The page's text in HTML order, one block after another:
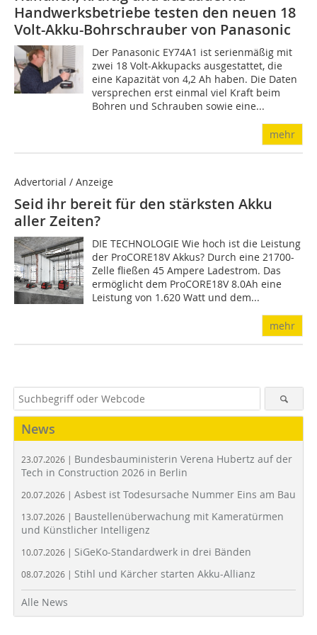
Handwerksbetriebe testen den neuen 18
Volt-Akku-Bohrschrauber von Panasonic
Der Panasonic EY74A1 ist serienmäßig mit
zwei 18 Volt-Akkupacks ausgestattet, die
eine Kapazität von 4,2 Ah haben. Die Daten
versprechen erst einmal viel Kraft beim
Bohren und Schrauben sowie eine...
mehr
Advertorial / Anzeige
Seid ihr bereit für den stärksten Akku
aller Zeiten?
DIE TECHNOLOGIE Wie hoch ist die Leistung
der ProCORE18V Akkus? Durch eine 21700-
Zelle fließen 45 Ampere Ladestrom. Das
ermöglicht dem ProCORE18V 8.0Ah eine
Leistung von 1.620 Watt und dem...
mehr
News
23.07.2026 | Bundesbauministerin Verena Hubertz auf der
Tech in Construction 2026 in Berlin
20.07.2026 | Asbest ist Todesursache Nummer Eins am Bau
13.07.2026 | Baustellenüberwachung mit Kameratürmen
und Künstlicher Intelligenz
10.07.2026 | SiGeKo-Standardwerk in drei Bänden
08.07.2026 | Stihl und Kärcher starten Akku-Allianz
Alle News